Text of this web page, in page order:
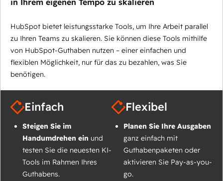
HubSpot bietet leistungsstarke Tools, um Ihre Arbeit parallel
zu Ihren Teams zu skalieren. Sie können diese Tools mithilfe
von HubSpot-Guthaben nutzen – einer einfachen und
flexiblen Möglichkeit, nur für das zu bezahlen, was Sie
benötigen.
Einfach
Steigen Sie im
Handumdrehen ein und
testen Sie die neuesten KI-
Tools im Rahmen Ihres
Guthabens.
Flexibel
Planen Sie Ihre Ausgaben
ganz einfach mit
Guthabenpaketen oder
aktivieren Sie Pay-as-you-
go.